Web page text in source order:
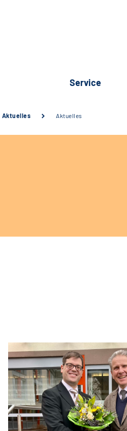
Service
Aktuelles Aktuelles